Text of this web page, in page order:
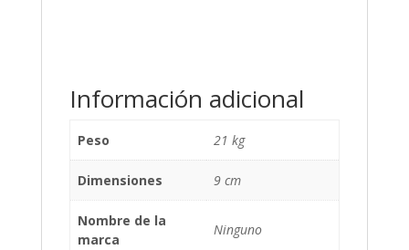
Información adicional
Peso 21 kg
Dimensiones 9 cm
Nombre de la
marca
Ninguno